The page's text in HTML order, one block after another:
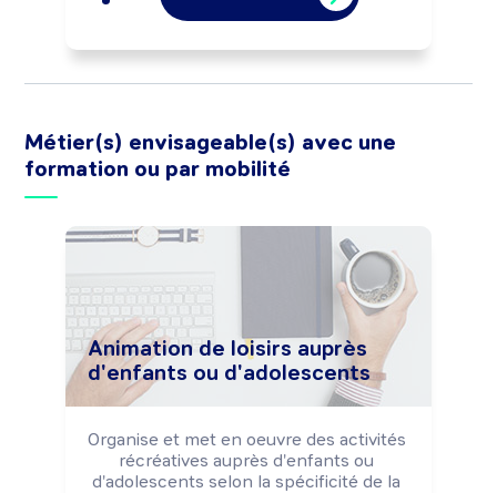
Peut réaliser l'analyse des besoins de
des produits pédagogiques.
Peut négocier la sous-traitance
Peut coordonner une équipe.
Métier(s) envisageable(s) avec une
formation ou par mobilité
Animation de loisirs auprès
d'enfants ou d'adolescents
Organise et met en oeuvre des activités
récréatives auprès d'enfants ou
d'adolescents selon la spécificité de la